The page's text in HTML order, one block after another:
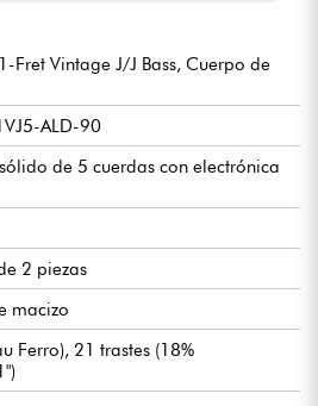
Fret Vintage J/J Bass, Cuerpo de
ALD-90
de 5 cuerdas con electrónica
2 piezas
macizo
Ferro), 21 trastes (18%